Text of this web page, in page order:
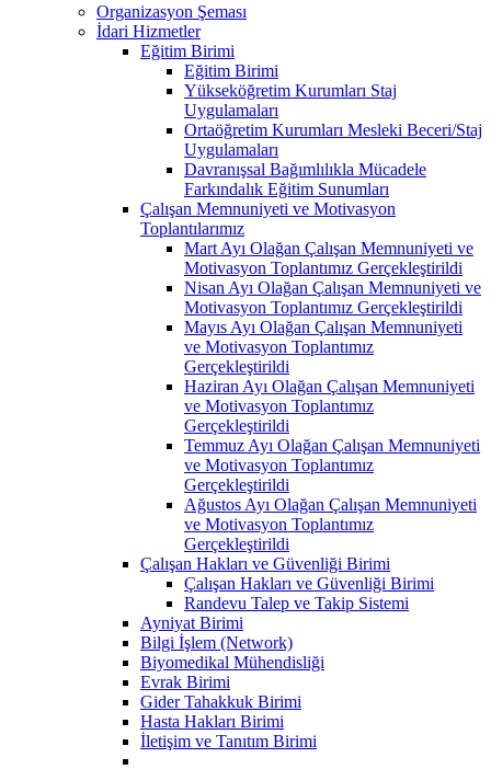
Organizasyon Şeması
İdari Hizmetler
Eğitim Birimi
Eğitim Birimi
Yükseköğretim Kurumları Staj
Uygulamaları
Ortaöğretim Kurumları Mesleki Beceri/Staj
Uygulamaları
Davranışsal Bağımlılıkla Mücadele
Farkındalık Eğitim Sunumları
Çalışan Memnuniyeti ve Motivasyon
Toplantılarımız
Mart Ayı Olağan Çalışan Memnuniyeti ve
Motivasyon Toplantımız Gerçekleştirildi
Nisan Ayı Olağan Çalışan Memnuniyeti ve
Motivasyon Toplantımız Gerçekleştirildi
Mayıs Ayı Olağan Çalışan Memnuniyeti
ve Motivasyon Toplantımız
Gerçekleştirildi
Haziran Ayı Olağan Çalışan Memnuniyeti
ve Motivasyon Toplantımız
Gerçekleştirildi
Temmuz Ayı Olağan Çalışan Memnuniyeti
ve Motivasyon Toplantımız
Gerçekleştirildi
Ağustos Ayı Olağan Çalışan Memnuniyeti
ve Motivasyon Toplantımız
Gerçekleştirildi
Çalışan Hakları ve Güvenliği Birimi
Çalışan Hakları ve Güvenliği Birimi
Randevu Talep ve Takip Sistemi
Ayniyat Birimi
Bilgi İşlem (Network)
Biyomedikal Mühendisliği
Evrak Birimi
Gider Tahakkuk Birimi
Hasta Hakları Birimi
İletişim ve Tanıtım Birimi